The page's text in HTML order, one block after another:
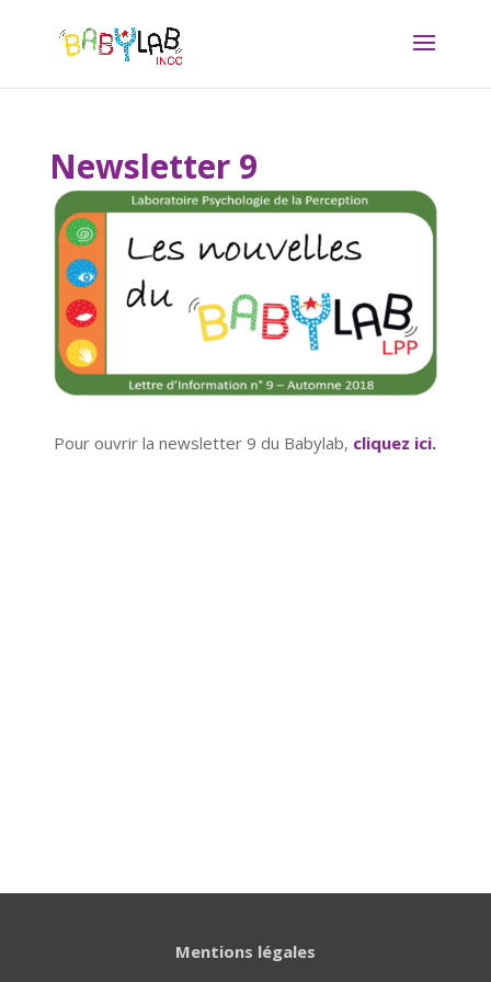
Newsletter 9
Pour ouvrir la newsletter 9 du Babylab, cliquez ici.
Mentions légales